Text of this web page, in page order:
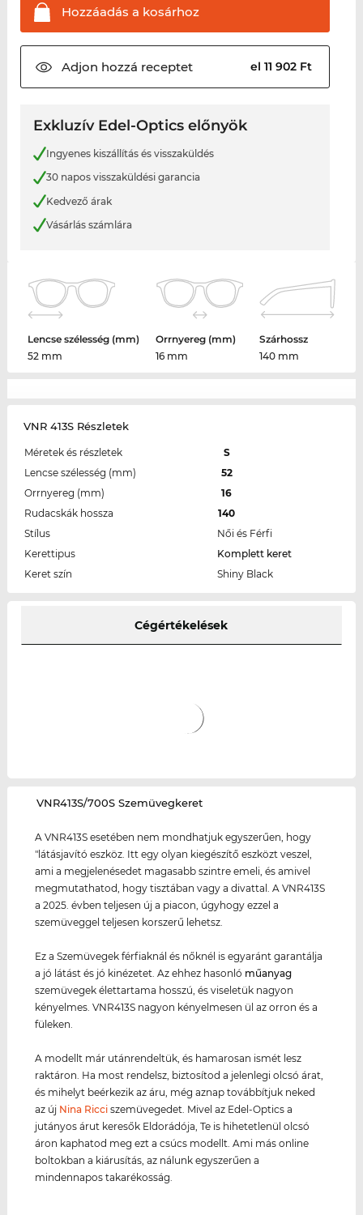
Hozzáadás a kosárhoz
Adjon hozzá receptet el 11 902 Ft
Exkluzív Edel-Optics előnyök
Ingyenes kiszállítás és visszaküldés
30 napos visszaküldési garancia
Kedvező árak
Vásárlás számlára
Lencse szélesség (mm)
52 mm
Orrnyereg (mm)
16 mm
Szárhossz
140 mm
VNR 413S Részletek
Méretek és részletek
S
Lencse szélesség (mm)
52
Orrnyereg (mm)
16
Rudacskák hossza
140
Stílus
Női és Férfi
Kerettipus
Komplett keret
Keret szín
Shiny Black
Cégértékelések
‌VNR413S/700S Szemüvegkeret
A VNR413S esetében nem mondhatjuk egyszerűen, hogy
"látásjavító eszköz. Itt egy olyan kiegészítő eszközt veszel,
ami a megjelenésedet magasabb szintre emeli, és amivel
megmutathatod, hogy tisztában vagy a divattal. A VNR413S
a 2025. évben teljesen új a piacon, úgyhogy ezzel a
szemüveggel teljesen korszerű lehetsz.
Ez a Szemüvegek férfiaknál és nőknél is egyaránt garantálja
a jó látást és jó kinézetet. Az ehhez hasonló műanyag
szemüvegek élettartama hosszú, és viseletük nagyon
kényelmes. VNR413S nagyon kényelmesen ül az orron és a
füleken.
A modellt már utánrendeltük, és hamarosan ismét lesz
raktáron. Ha most rendelsz, biztosítod a jelenlegi olcsó árat,
és mihelyt beérkezik az áru, még aznap továbbítjuk neked
az új Nina Ricci szemüvegedet. Mivel az Edel-Optics a
jutányos árut keresők Eldorádója, Te is hihetetlenül olcsó
áron kaphatod meg ezt a csúcs modellt. Ami más online
boltokban a kiárusítás, az nálunk egyszerűen a
mindennapos takarékosság.